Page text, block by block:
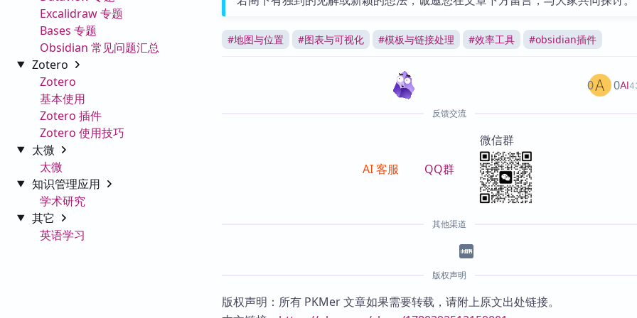
Excalidraw 专题
Bases 专题
Obsidian 常见问题汇总
Zotero
Zotero
基本使用
Zotero 插件
Zotero 使用技巧
太微
太微
知识管理应用
学术研究
其它
英语学习
#地图与位置 #图表与可视化 #模板与链接处理 #效率工具 #obsidian插件
AI
0 0
反馈交流
AI 客服 QQ群
微信群
其他渠道
版权声明
版权声明：所有 PKMer 文章如果需要转载，请附上原文出处链接。